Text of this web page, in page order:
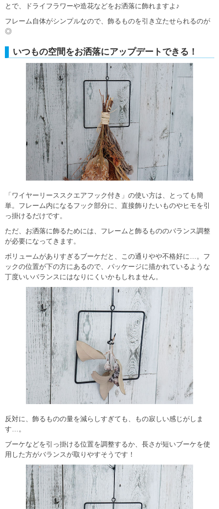
とで、ドライフラワーや造花などをお洒落に飾れますよ♪
フレーム自体がシンプルなので、飾るものを引き立たせられるのが
◎
いつもの空間をお洒落にアップデートできる！
「ワイヤーリーススクエアフック付き」の使い方は、とっても簡
単。フレーム内になるフック部分に、直接飾りたいものやヒモを引
っ掛けるだけです。
ただ、お洒落に飾るためには、フレームと飾るもののバランス調整
が必要になってきます。
ボリュームがありすぎるブーケだと、この通りやや不格好に…。フ
ックの位置が下の方にあるので、パッケージに描かれているような
丁度いいバランスにはなりにくいかもしれません。
反対に、飾るものの量を減らしすぎても、もの寂しい感じがしま
す…。
ブーケなどを引っ掛ける位置を調整するか、長さが短いブーケを使
用した方がバランスが取りやすそうです！